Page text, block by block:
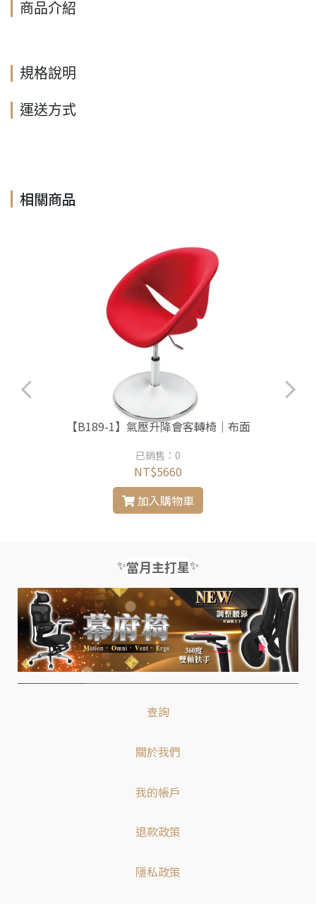
商品介紹
規格說明
運送方式
相關商品
【B189-1】氣壓升降會客轉椅｜布面
已銷售：0
NT$5660
加入購物車
✨當月主打星✨
查詢
關於我們
我的帳戶
退款政策
隱私政策